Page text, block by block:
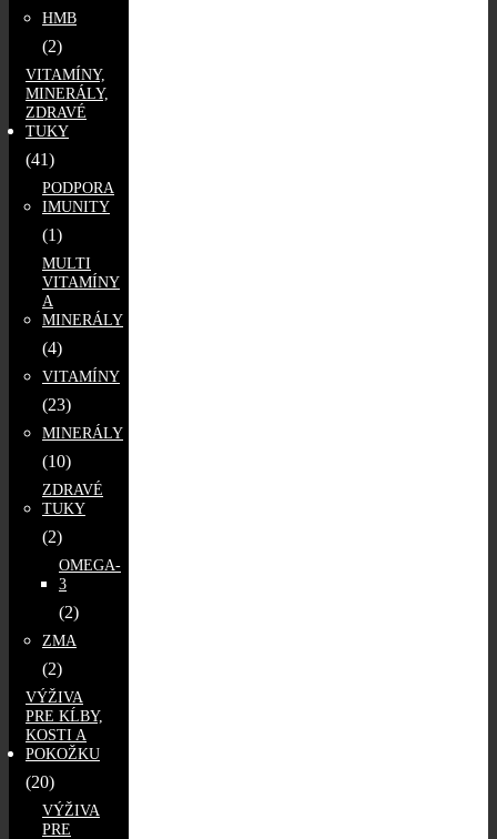
HMB
(2)
VITAMÍNY,
MINERÁLY,
ZDRAVÉ
TUKY
(41)
PODPORA
IMUNITY
(1)
MULTI
VITAMÍNY
A
MINERÁLY
(4)
VITAMÍNY
(23)
MINERÁLY
(10)
ZDRAVÉ
TUKY
(2)
OMEGA-
3
(2)
ZMA
(2)
VÝŽIVA
PRE KĹBY,
KOSTI A
POKOŽKU
(20)
VÝŽIVA
PRE